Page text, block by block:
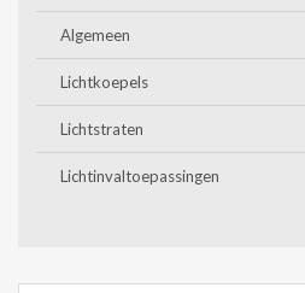
Algemeen
Lichtkoepels
Lichtstraten
Lichtinvaltoepassingen